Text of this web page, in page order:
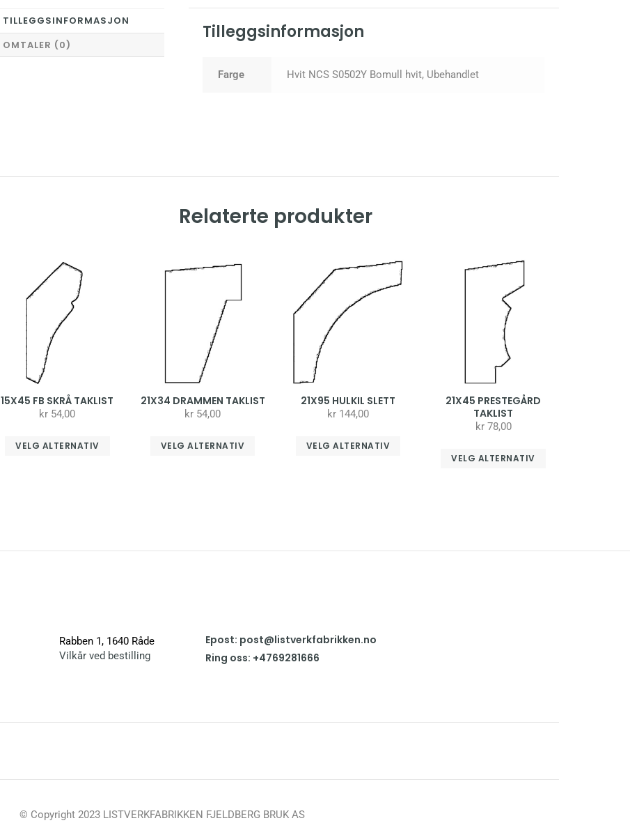
TILLEGGSINFORMASJON
OMTALER (0)
Tilleggsinformasjon
Farge Hvit NCS S0502Y Bomull hvit, Ubehandlet
Relaterte produkter
15X45 FB SKRÅ TAKLIST
kr 54,00
VELG ALTERNATIV
21X34 DRAMMEN TAKLIST
kr 54,00
VELG ALTERNATIV
21X95 HULKIL SLETT
kr144,00
VELG ALTERNATIV
21X45 PRESTEGÅRD
TAKLIST
kr78,00
VELG ALTERNATIV
Rabben 1, 1640 Råde
Vilkår ved bestilling
Epost: post@listverkfabrikken.no
Ring oss: +4769281666
© Copyright 2023 LISTVERKFABRIKKEN FJELDBERG BRUK AS